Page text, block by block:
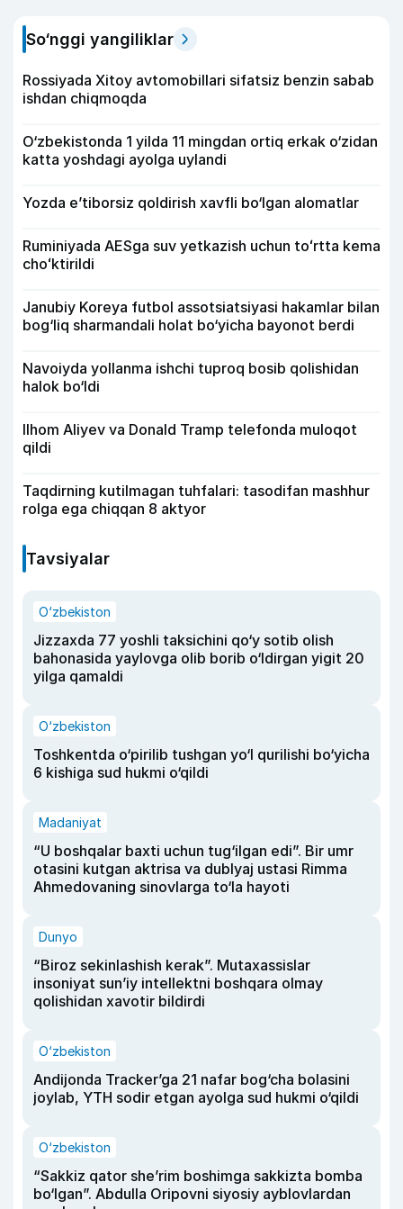
So‘nggi yangiliklar
Rossiyada Xitoy avtomobillari sifatsiz benzin sabab
ishdan chiqmoqda
O‘zbekistonda 1 yilda 11 mingdan ortiq erkak o‘zidan
katta yoshdagi ayolga uylandi
Yozda e’tiborsiz qoldirish xavfli bo‘lgan alomatlar
Ruminiyada AESga suv yetkazish uchun toʻrtta kema
choʻktirildi
Janubiy Koreya futbol assotsiatsiyasi hakamlar bilan
bog‘liq sharmandali holat bo‘yicha bayonot berdi
Navoiyda yollanma ishchi tuproq bosib qolishidan
halok bo‘ldi
Ilhom Aliyev va Donald Tramp telefonda muloqot
qildi
Taqdirning kutilmagan tuhfalari: tasodifan mashhur
rolga ega chiqqan 8 aktyor
Tavsiyalar
O‘zbekiston
Jizzaxda 77 yoshli taksichini qo‘y sotib olish
bahonasida yaylovga olib borib o‘ldirgan yigit 20
yilga qamaldi
O‘zbekiston
Toshkentda o‘pirilib tushgan yo‘l qurilishi bo‘yicha
6 kishiga sud hukmi o‘qildi
Madaniyat
“U boshqalar baxti uchun tug‘ilgan edi”. Bir umr
otasini kutgan aktrisa va dublyaj ustasi Rimma
Ahmedovaning sinovlarga to‘la hayoti
Dunyo
“Biroz sekinlashish kerak”. Mutaxassislar
insoniyat sun’iy intellektni boshqara olmay
qolishidan xavotir bildirdi
O‘zbekiston
Andijonda Tracker’ga 21 nafar bog‘cha bolasini
joylab, YTH sodir etgan ayolga sud hukmi o‘qildi
O‘zbekiston
“Sakkiz qator she’rim boshimga sakkizta bomba
bo‘lgan”. Abdulla Oripovni siyosiy ayblovlardan